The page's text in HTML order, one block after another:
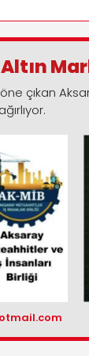
Altın
çıkan
ağırlıyor.